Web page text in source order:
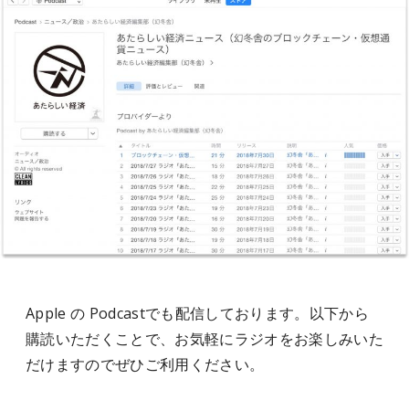
Apple の Podcastでも配信しております。以下から
購読いただくことで、お気軽にラジオをお楽しみいた
だけますのでぜひご利用ください。